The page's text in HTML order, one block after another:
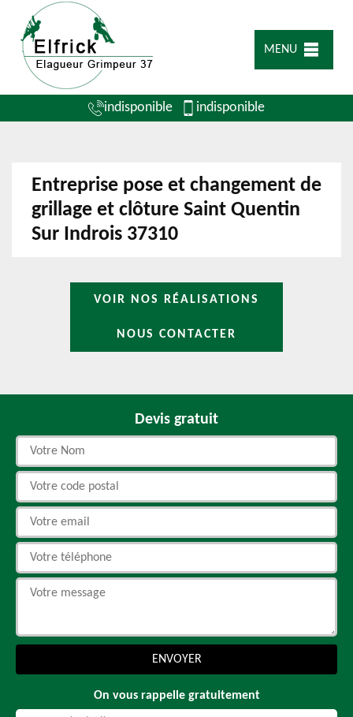
MENU
indisponible indisponible
Entreprise pose et changement de
grillage et clôture Saint Quentin
Sur Indrois 37310
VOIR NOS RÉALISATIONS
NOUS CONTACTER
Devis gratuit
On vous rappelle gratuitement